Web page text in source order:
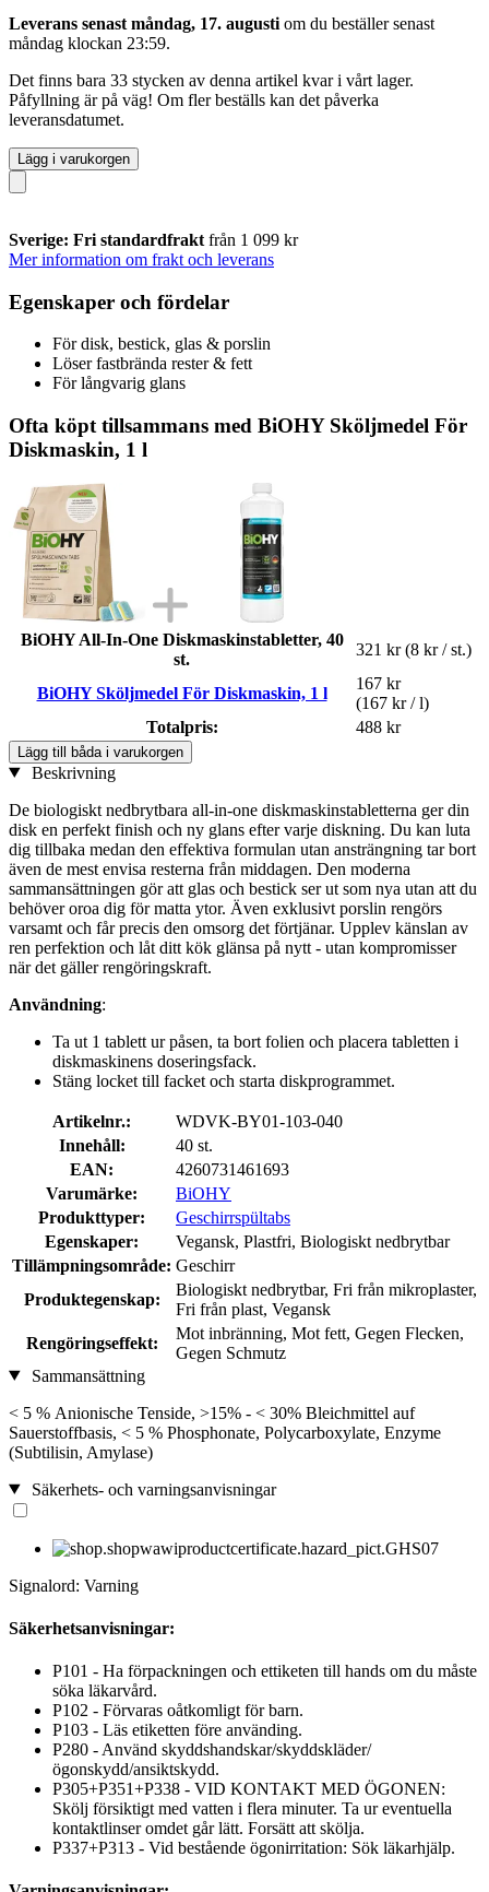
Leverans senast måndag, 17. augusti om du beställer senast
måndag klockan 23:59.
Det finns bara 33 stycken av denna artikel kvar i vårt lager.
Påfyllning är på väg! Om fler beställs kan det påverka
leveransdatumet.
Lägg i varukorgen
Sverige: Fri standardfrakt från 1 099 kr
Mer information om frakt och leverans
Egenskaper och fördelar
För disk, bestick, glas & porslin
Löser fastbrända rester & fett
För långvarig glans
Ofta köpt tillsammans med BiOHY Sköljmedel För
Diskmaskin, 1 l
BiOHY All-In-One Diskmaskinstabletter, 40
st.
321 kr (8 kr / st.)
BiOHY Sköljmedel För Diskmaskin, 1 l
167 kr
(167 kr / l)
Totalpris:
488 kr
Lägg till båda i varukorgen
Beskrivning
De biologiskt nedbrytbara all-in-one diskmaskinstabletterna ger din
disk en perfekt finish och ny glans efter varje diskning. Du kan luta
dig tillbaka medan den effektiva formulan utan ansträngning tar bort
även de mest envisa resterna från middagen. Den moderna
sammansättningen gör att glas och bestick ser ut som nya utan att du
behöver oroa dig för matta ytor. Även exklusivt porslin rengörs
varsamt och får precis den omsorg det förtjänar. Upplev känslan av
ren perfektion och låt ditt kök glänsa på nytt - utan kompromisser
när det gäller rengöringskraft.
Användning:
Ta ut 1 tablett ur påsen, ta bort folien och placera tabletten i
diskmaskinens doseringsfack.
Stäng locket till facket och starta diskprogrammet.
Artikelnr.:
WDVK-BY01-103-040
Innehåll:
40 st.
EAN:
4260731461693
Varumärke:
BiOHY
Produkttyper:
Geschirrspültabs
Egenskaper:
Vegansk, Plastfri, Biologiskt nedbrytbar
Tillämpningsområde: Geschirr
Produktegenskap:
Biologiskt nedbrytbar, Fri från mikroplaster,
Fri från plast, Vegansk
Rengöringseffekt:
Mot inbränning, Mot fett, Gegen Flecken,
Gegen Schmutz
Sammansättning
< 5 % Anionische Tenside, >15% - < 30% Bleichmittel auf
Sauerstoffbasis, < 5 % Phosphonate, Polycarboxylate, Enzyme
(Subtilisin, Amylase)
Säkerhets- och varningsanvisningar
Signalord: Varning
Säkerhetsanvisningar:
P101 - Ha förpackningen och ettiketen till hands om du måste
söka läkarvård.
P102 - Förvaras oåtkomligt för barn.
P103 - Läs etiketten före använding.
P280 - Använd skyddshandskar/skyddskläder/
ögonskydd/ansiktskydd.
P305+P351+P338 - VID KONTAKT MED ÖGONEN:
Skölj försiktigt med vatten i flera minuter. Ta ur eventuella
kontaktlinser omdet går lätt. Forsätt att skölja.
P337+P313 - Vid bestående ögonirritation: Sök läkarhjälp.